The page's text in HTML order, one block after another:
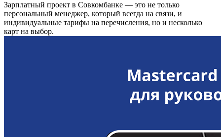
Зарплатный проект в Совкомбанке — это не только
персональный менеджер, который всегда на связи, и
индивидуальные тарифы на перечисления, но и несколько
карт на выбор.